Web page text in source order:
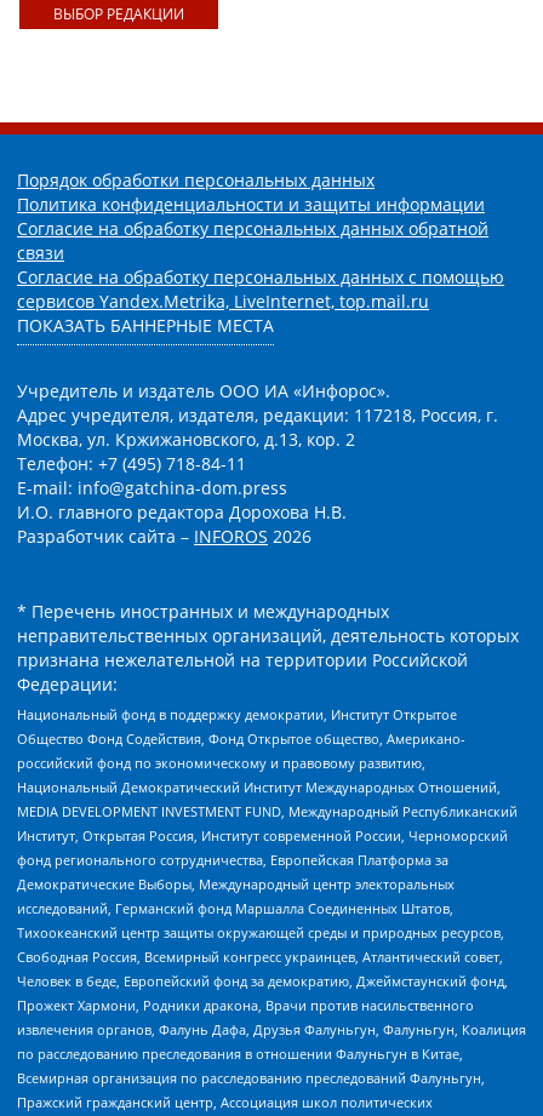
ВЫБОР РЕДАКЦИИ
Порядок обработки персональных данных
Политика конфиденциальности и защиты информации
Согласие на обработку персональных данных обратной
связи
Согласие на обработку персональных данных с помощью
сервисов Yandex.Metrika, LiveInternet, top.mail.ru
ПОКАЗАТЬ БАННЕРНЫЕ МЕСТА
Учредитель и издатель ООО ИА «Инфорос».
Адрес учредителя, издателя, редакции: 117218, Россия, г.
Москва, ул. Кржижановского, д.13, кор. 2
Телефон: +7 (495) 718-84-11
E-mail: info@gatchina-dom.press
И.О. главного редактора Дорохова Н.В.
Разработчик сайта – INFOROS 2026
* Перечень иностранных и международных
неправительственных организаций, деятельность которых
признана нежелательной на территории Российской
Федерации:
Национальный фонд в поддержку демократии, Институт Открытое
Общество Фонд Содействия, Фонд Открытое общество, Американо-
российский фонд по экономическому и правовому развитию,
Национальный Демократический Институт Международных Отношений,
MEDIA DEVELOPMENT INVESTMENT FUND, Международный Республиканский
Институт, Открытая Россия, Институт современной России, Черноморский
фонд регионального сотрудничества, Европейская Платформа за
Демократические Выборы, Международный центр электоральных
исследований, Германский фонд Маршалла Соединенных Штатов,
Тихоокеанский центр защиты окружающей среды и природных ресурсов,
Свободная Россия, Всемирный конгресс украинцев, Атлантический совет,
Человек в беде, Европейский фонд за демократию, Джеймстаунский фонд,
Прожект Хармони, Родники дракона, Врачи против насильственного
извлечения органов, Фалунь Дафа, Друзья Фалуньгун, Фалуньгун, Коалиция
по расследованию преследования в отношении Фалуньгун в Китае,
Всемирная организация по расследованию преследований Фалуньгун,
Пражский гражданский центр, Ассоциация школ политических